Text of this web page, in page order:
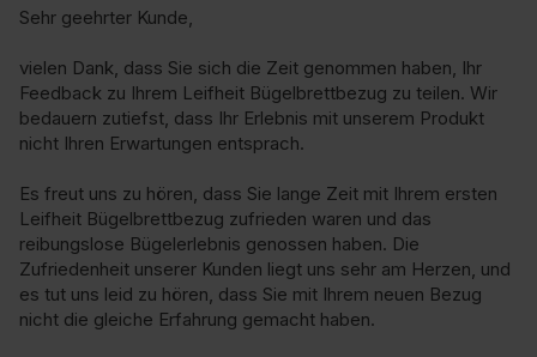
Sehr geehrter Kunde,
vielen Dank, dass Sie sich die Zeit genommen haben, Ihr
Feedback zu Ihrem Leifheit Bügelbrettbezug zu teilen. Wir
bedauern zutiefst, dass Ihr Erlebnis mit unserem Produkt
nicht Ihren Erwartungen entsprach.
Es freut uns zu hören, dass Sie lange Zeit mit Ihrem ersten
Leifheit Bügelbrettbezug zufrieden waren und das
reibungslose Bügelerlebnis genossen haben. Die
Zufriedenheit unserer Kunden liegt uns sehr am Herzen, und
es tut uns leid zu hören, dass Sie mit Ihrem neuen Bezug
nicht die gleiche Erfahrung gemacht haben.